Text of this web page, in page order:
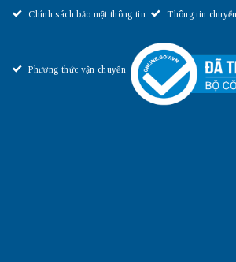
Chính sách bảo mật thông tin Thông tin
Phương thức vận chuyển